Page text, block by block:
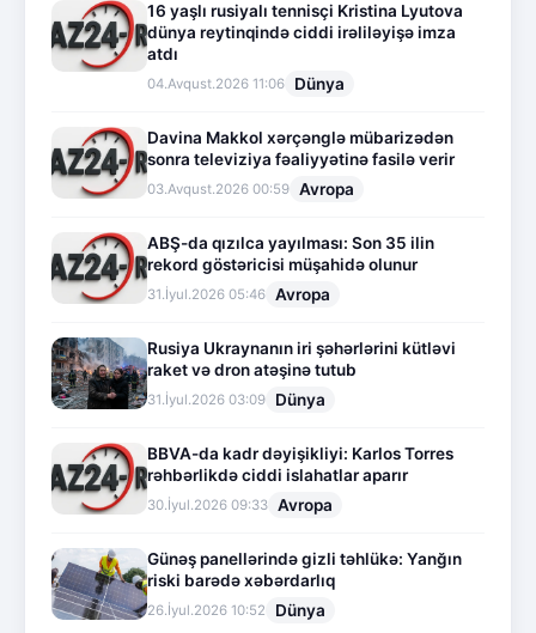
16 yaşlı rusiyalı tennisçi Kristina Lyutova
dünya reytinqində ciddi irəliləyişə imza
atdı
04.Avqust.2026 11:06 Dünya
Davina Makkol xərçənglə mübarizədən
sonra televiziya fəaliyyətinə fasilə verir
03.Avqust.2026 00:59 Avropa
ABŞ-da qızılca yayılması: Son 35 ilin
rekord göstəricisi müşahidə olunur
31.İyul.2026 05:46 Avropa
Rusiya Ukraynanın iri şəhərlərini kütləvi
raket və dron atəşinə tutub
31.İyul.2026 03:09 Dünya
BBVA-da kadr dəyişikliyi: Karlos Torres
rəhbərlikdə ciddi islahatlar aparır
30.İyul.2026 09:33 Avropa
Günəş panellərində gizli təhlükə: Yanğın
riski barədə xəbərdarlıq
26.İyul.2026 10:52 Dünya